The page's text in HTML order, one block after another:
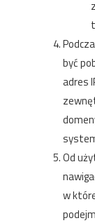
być
adres
Od
w